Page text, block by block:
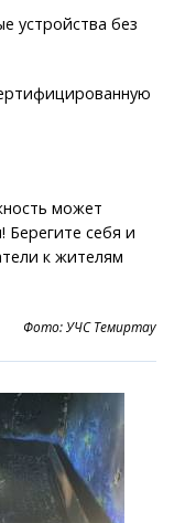
устройства без
может
Берегите себя и
к жителям
Фото: УЧС Темиртау